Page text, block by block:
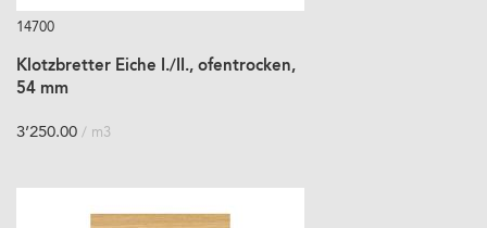
14700
Klotzbretter Eiche I./II., ofentrocken,
54 mm
3’250.00 / m3